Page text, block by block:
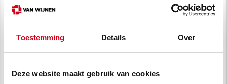
Toestemming Details Over
Deze website maakt gebruik van cookies
hun nieuwe woning om het hoogste punt te
vieren. Het behalen van het hoogste punt van
De Sneekerwacht is voor hen een mooie
bouwmijlpaal. Zij werden uitgenodigd voor
van een liftplaat dat letterlijk het hoogste punt